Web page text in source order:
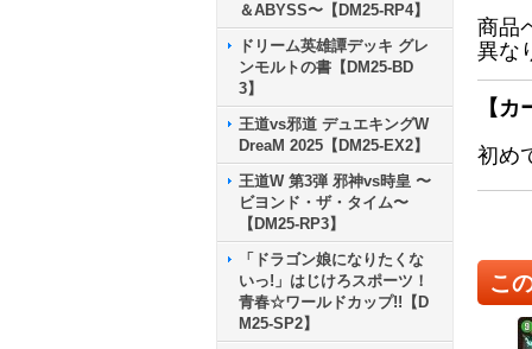
＆ABYSS〜【DM25-RP4】
ドリーム英雄譚デッキ グレ
ンモルトの書【DM25-BD
3】
王道vs邪道 デュエキングW
DreaM 2025【DM25-EX2】
王道W 第3弾 邪神vs時皇 〜
ビヨンド・ザ・タイム〜
【DM25-RP3】
「ドラゴン娘になりたくな
いっ!」はじけろスポーツ！
青春☆ワールドカップ!!【D
M25-SP2】
商品
異な
【
初め
こ